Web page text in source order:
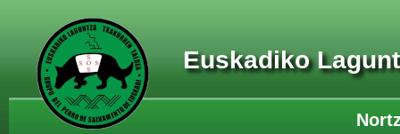
Euskadiko